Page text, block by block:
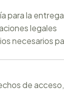
para la
legales
necesarios
de